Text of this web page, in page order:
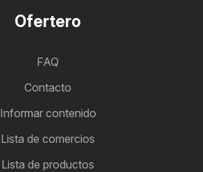
Ofertero
FAQ
Contacto
Informar contenido
Lista de comercios
Lista de productos